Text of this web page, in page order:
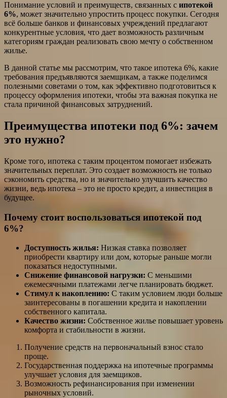
Понимание условий и преимуществ, связанных с ипотекой
6%, может значительно упростить процесс покупки. Сегодня
всё больше банков и финансовых учреждений предлагают
конкурентные условия, что дает возможность различным
категориям граждан реализовать свою мечту о собственном
жилье.
В данной статье мы рассмотрим, что такое ипотека 6%, какие
требования предъявляются заемщикам, а также поделимся
полезными советами о том, как эффективно подготовиться к
процессу оформления ипотеки, чтобы эта важная покупка не
стала причиной финансовых затруднений.
Преимущества ипотеки под 6%: зачем
это нужно?
Кроме того, ипотека с таким процентом помогает избежать
значительных переплат. Это создает возможность не только
сэкономить средства, но и значительно улучшить качество
жизни, ведь ипотека – это не просто кредит, а инвестиция в
будущее.
Почему стоит воспользоваться ипотекой под
6%?
Доступность жилья: Низкая ставка позволяет
приобрести квартиру или дом, которые раньше могли
показаться недоступными.
Снижение финансовой нагрузки: С меньшими
ежемесячными платежами легче планировать бюджет.
Стимул к накоплению: С таким условием люди больше
заинтересованы в погашении кредита и накоплении
собственного капитала.
Качество жизни: Собственное жилье повышает уровень
комфорта и стабильности в жизни.
Получение средств на первоначальный взнос стало
проще.
Государственная поддержка на ипотечные программы
улучшает условия для заемщиков.
Возможность рефинансирования при изменении
рыночных условий.